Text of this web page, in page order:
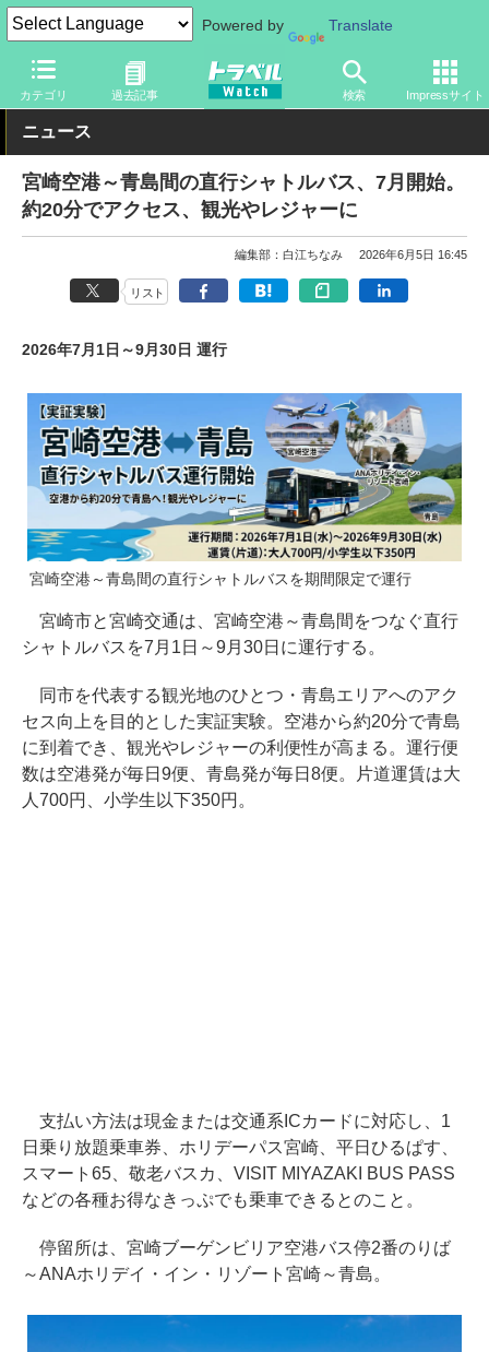
Powered by Translate
カテゴリ 過去記事 検索 Impressサイト
トラベル Watch 地域 国内旅行 宮崎
ニュース
宮崎空港～青島間の直行シャトルバス、7月開始。
約20分でアクセス、観光やレジャーに
編集部：白江ちなみ 2026年6月5日 16:45
リスト
2026年7月1日～9月30日 運行
宮崎空港～青島間の直行シャトルバスを期間限定で運行
宮崎市と宮崎交通は、宮崎空港～青島間をつなぐ直行
シャトルバスを7月1日～9月30日に運行する。
同市を代表する観光地のひとつ・青島エリアへのアク
セス向上を目的とした実証実験。空港から約20分で青島
に到着でき、観光やレジャーの利便性が高まる。運行便
数は空港発が毎日9便、青島発が毎日8便。片道運賃は大
人700円、小学生以下350円。
支払い方法は現金または交通系ICカードに対応し、1
日乗り放題乗車券、ホリデーパス宮崎、平日ひるぱす、
スマート65、敬老バスカ、VISIT MIYAZAKI BUS PASS
などの各種お得なきっぷでも乗車できるとのこと。
停留所は、宮崎ブーゲンビリア空港バス停2番のりば
～ANAホリデイ・イン・リゾート宮崎～青島。